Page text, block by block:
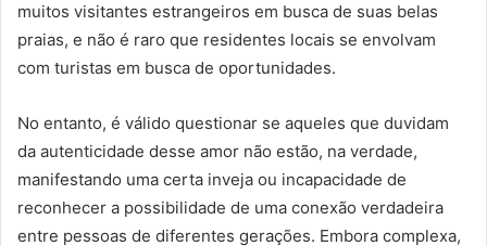
muitos visitantes estrangeiros em busca de suas belas
praias, e não é raro que residentes locais se envolvam
com turistas em busca de oportunidades.
No entanto, é válido questionar se aqueles que duvidam
da autenticidade desse amor não estão, na verdade,
manifestando uma certa inveja ou incapacidade de
reconhecer a possibilidade de uma conexão verdadeira
entre pessoas de diferentes gerações. Embora complexa,